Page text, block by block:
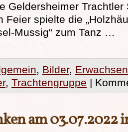
Geldersheimer Trachtler
Feier spielte die
Mussig“ zum Tanz …
, Bilder,
, Trachtengruppe |
am 03.07.2022